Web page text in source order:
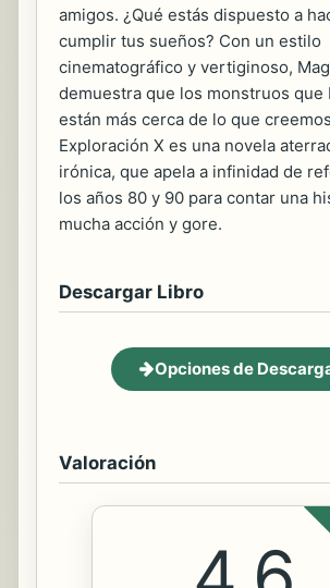
amigos. ¿Qué estás dispuesto a
cumplir tus sueños? Con un estilo
cinematográfico y vertiginoso,
demuestra que los monstruos que
están más cerca de lo que
Exploración X es una novela
irónica, que apela a infinidad de
los años 80 y 90 para contar una
mucha acción y gore.
Descargar Libro
Opciones de
Valoración